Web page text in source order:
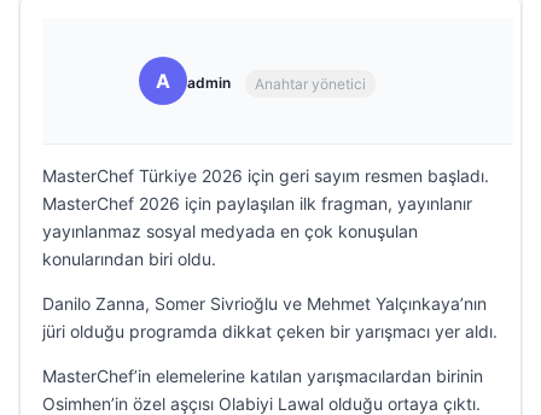
A admin Anahtar yönetici
MasterChef Türkiye 2026 için geri sayım resmen başladı.
MasterChef 2026 için paylaşılan ilk fragman, yayınlanır
yayınlanmaz sosyal medyada en çok konuşulan
konularından biri oldu.
Danilo Zanna, Somer Sivrioğlu ve Mehmet Yalçınkaya’nın
jüri olduğu programda dikkat çeken bir yarışmacı yer aldı.
MasterChef’in elemelerine katılan yarışmacılardan birinin
Osimhen’in özel aşçısı Olabiyi Lawal olduğu ortaya çıktı.